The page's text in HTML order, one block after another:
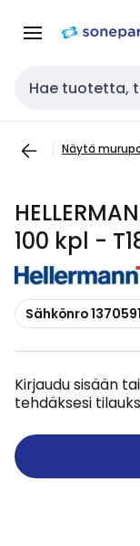
navigointiin
Haku
Näytä
100 kpl -
Kopioi
Sähkönro 1370591
Kirjaudu sisään
tehdäksesi